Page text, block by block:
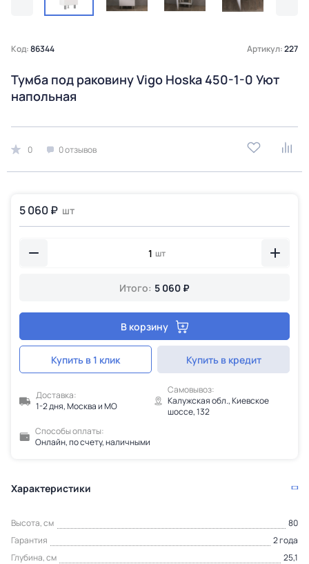
Код:86344 Артикул:227
Тумба под раковину Vigo Hoska 450-1-0 Уют
напольная
0 0 отзывов
5 060 ₽ шт
шт
Итого: 5 060 ₽
В корзину
Купить в 1 клик Купить в кредит
Доставка:
1-2 дня, Москва и МО
Самовывоз:
Калужская обл., Киевское
шоссе, 132
Способы оплаты:
Онлайн, по счету, наличными
Характеристики
Высота, см
80
Гарантия
2 года
Глубина, см
25,1